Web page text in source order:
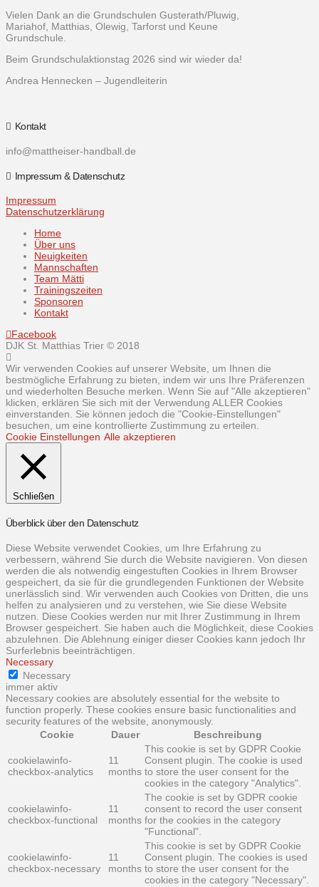
Vielen Dank an die Grundschulen Gusterath/Pluwig,
Mariahof, Matthias, Olewig, Tarforst und Keune
Grundschule.
Beim Grundschulaktionstag 2026 sind wir wieder da!
Andrea Hennecken – Jugendleiterin
Kontakt
info@mattheiser-handball.de
Impressum & Datenschutz
Impressum
Datenschutzerklärung
Home
Über uns
Neuigkeiten
Mannschaften
Team Mätti
Trainingszeiten
Sponsoren
Kontakt
Facebook
DJK St. Matthias Trier © 2018
Wir verwenden Cookies auf unserer Website, um Ihnen die
bestmögliche Erfahrung zu bieten, indem wir uns Ihre Präferenzen
und wiederholten Besuche merken. Wenn Sie auf "Alle akzeptieren"
klicken, erklären Sie sich mit der Verwendung ALLER Cookies
einverstanden. Sie können jedoch die "Cookie-Einstellungen"
besuchen, um eine kontrollierte Zustimmung zu erteilen.
Cookie Einstellungen Alle akzeptieren
Schließen
Überblick über den Datenschutz
Diese Website verwendet Cookies, um Ihre Erfahrung zu
verbessern, während Sie durch die Website navigieren. Von diesen
werden die als notwendig eingestuften Cookies in Ihrem Browser
gespeichert, da sie für die grundlegenden Funktionen der Website
unerlässlich sind. Wir verwenden auch Cookies von Dritten, die uns
helfen zu analysieren und zu verstehen, wie Sie diese Website
nutzen. Diese Cookies werden nur mit Ihrer Zustimmung in Ihrem
Browser gespeichert. Sie haben auch die Möglichkeit, diese Cookies
abzulehnen. Die Ablehnung einiger dieser Cookies kann jedoch Ihr
Surferlebnis beeinträchtigen.
Necessary
Necessary
immer aktiv
Necessary cookies are absolutely essential for the website to
function properly. These cookies ensure basic functionalities and
security features of the website, anonymously.
Cookie
Dauer Beschreibung
cookielawinfo-
checkbox-analytics
11
months
This cookie is set by GDPR Cookie
Consent plugin. The cookie is used
to store the user consent for the
cookies in the category "Analytics".
cookielawinfo-
checkbox-functional
11
months
The cookie is set by GDPR cookie
consent to record the user consent
for the cookies in the category
"Functional".
cookielawinfo-
checkbox-necessary
11
months
This cookie is set by GDPR Cookie
Consent plugin. The cookies is used
to store the user consent for the
cookies in the category "Necessary".